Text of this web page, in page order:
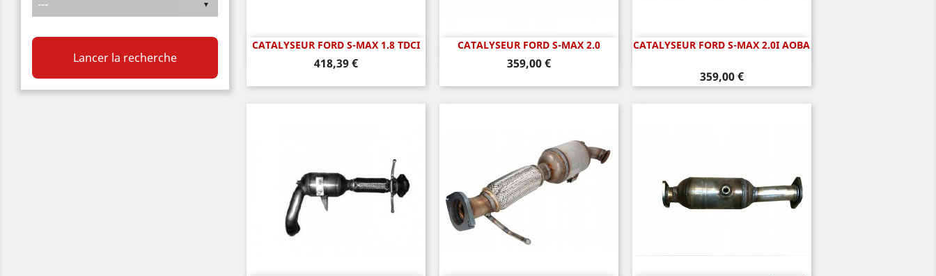
Lancer la recherche
CATALYSEUR FORD S-MAX 1.8 TDCI
Prix
418,39 €
Aperçu rapide CATALYSEUR FORD S-MAX 2.0
Prix
359,00 €
Aperçu rapide CATALYSEUR FORD S-MAX 2.0I AOBA
Prix
359,00 €
Aperçu rapide